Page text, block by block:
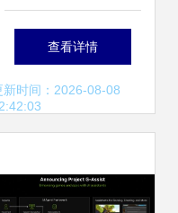
忧 从张大奕网店关
联公司受罚看电商
衡
查看详情
新时间：2026-08-08